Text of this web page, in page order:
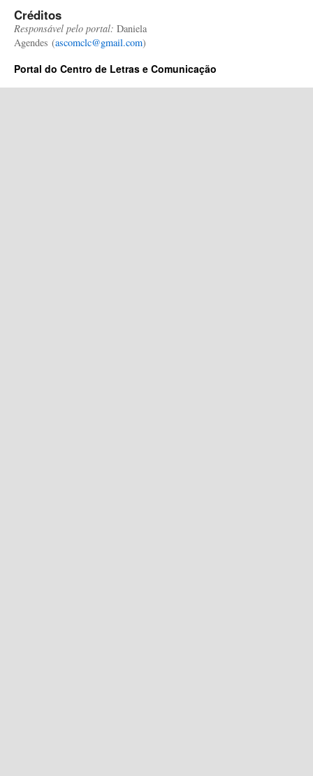
Créditos
Responsável pelo portal: Daniela
Agendes (ascomclc@gmail.com)
Portal do Centro de Letras e Comunicação